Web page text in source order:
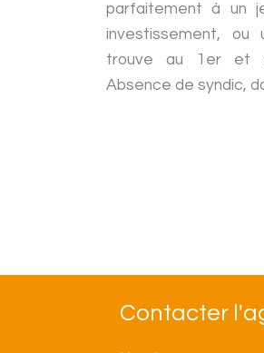
parfaitement à un
investissement, ou
trouve au 1er et
Absence de syndic,
Contacter